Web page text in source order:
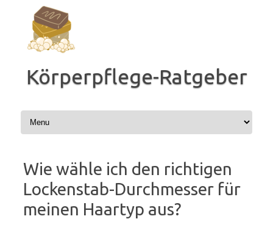
Inhalt
springen
Körperpflege-Ratgeber
Wie wähle ich den richtigen
Lockenstab-Durchmesser für
meinen Haartyp aus?